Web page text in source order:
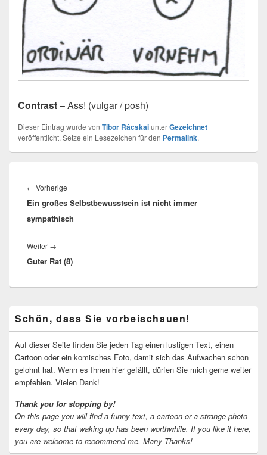
Contrast– Ass! (vulgar / posh)
Dieser Eintrag wurde von Tibor RácskaiunterGezeichnet
veröffentlicht. Setze ein Lesezeichen für den Permalink.
← Vorherige
Beitrag:
Ein großes Selbstbewusstsein ist nicht immer
sympathisch
Weiter →
Beitrag:
Guter Rat (8)
Seitenleisten-
Widgetbereich
Schön, dass Sie vorbeischauen!
Auf dieser Seite finden Sie jeden Tag einen lustigen Text, einen
Cartoon oder ein komisches Foto, damit sich das Aufwachen schon
gelohnt hat. Wenn es Ihnen hier gefällt, dürfen Sie mich gerne weiter
empfehlen. Vielen Dank!
Thank you for stopping by!
On this page you will find a funny text, a cartoon or a strange photo
every day, so that waking up has been worthwhile. If you like it here,
you are welcome to recommend me. Many Thanks!